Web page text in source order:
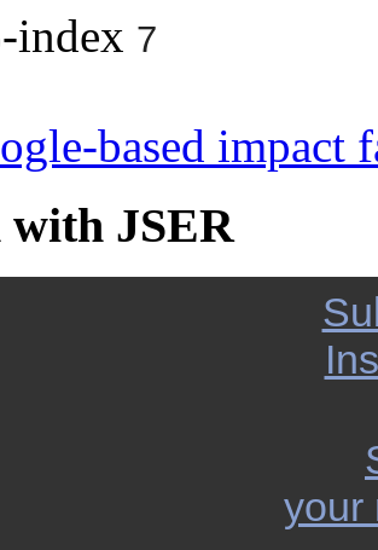
index 7
based impact
with JSER
your